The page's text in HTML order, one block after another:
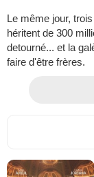
Le même jour,
héritent de 300
detourné... et la
faire d'être frères.